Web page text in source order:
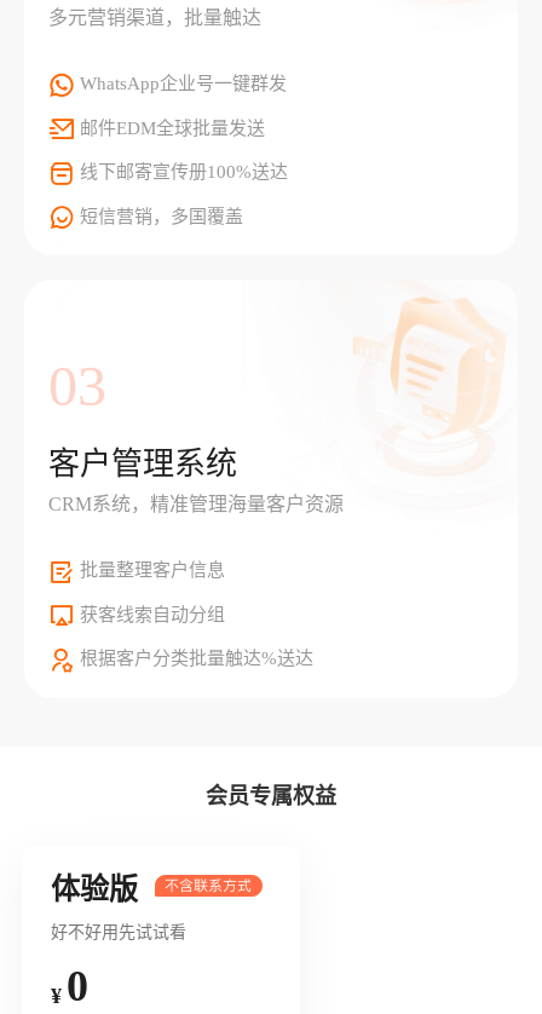
多元营销渠道，批量触达
WhatsApp企业号一键群发
邮件EDM全球批量发送
线下邮寄宣传册100%送达
短信营销，多国覆盖
03
客户管理系统
CRM系统，精准管理海量客户资源
批量整理客户信息
获客线索自动分组
根据客户分类批量触达%送达
会员专属权益
体验版
好不好用先试试看
¥ 0